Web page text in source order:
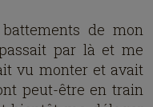
de mon
par là et me
vu monter et avait
peut-être en train